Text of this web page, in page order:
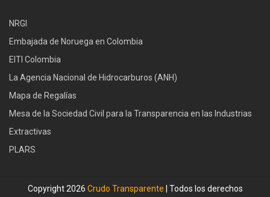
NRGI
Embajada de Noruega en Colombia
EITI Colombia
La Agencia Nacional de Hidrocarburos (ANH)
Mapa de Regalías
Mesa de la Sociedad Civil para la Transparencia en las Industrias
Extractivas
PLARS
Copyright 2026 Crudo Transparente | Todos los derechos